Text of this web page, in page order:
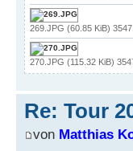
269.JPG (60.85 KiB)
270.JPG (115.32 KiB)
Re: Tour
von Matthias